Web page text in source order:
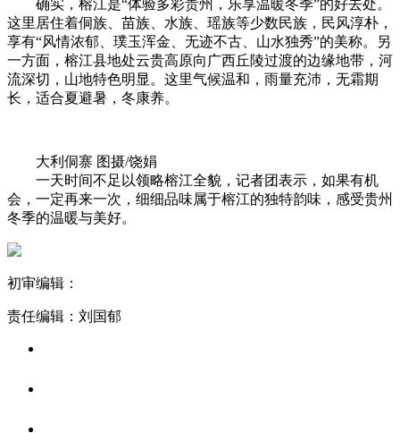
确实，榕江是“体验多彩贵州，乐享温暖冬季”的好去处。
这里居住着侗族、苗族、水族、瑶族等少数民族，民风淳朴，
享有“风情浓郁、璞玉浑金、无迹不古、山水独秀”的美称。另
一方面，榕江县地处云贵高原向广西丘陵过渡的边缘地带，河
流深切，山地特色明显。这里气候温和，雨量充沛，无霜期
长，适合夏避暑，冬康养。
大利侗寨 图摄/饶娟
一天时间不足以领略榕江全貌，记者团表示，如果有机
会，一定再来一次，细细品味属于榕江的独特韵味，感受贵州
冬季的温暖与美好。
初审编辑：
责任编辑：刘国郁